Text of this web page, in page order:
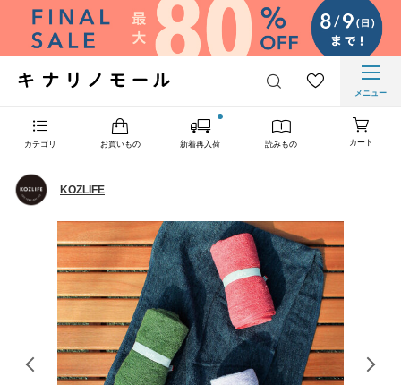
メニュー
カテゴリ お買いもの 新着再入荷 読みもの カート
KOZLIFE